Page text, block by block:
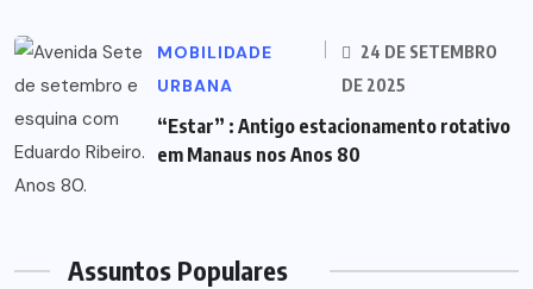
MOBILIDADE
URBANA
24 DE SETEMBRO
DE 2025
“Estar” : Antigo estacionamento rotativo
em Manaus nos Anos 80
Assuntos Populares